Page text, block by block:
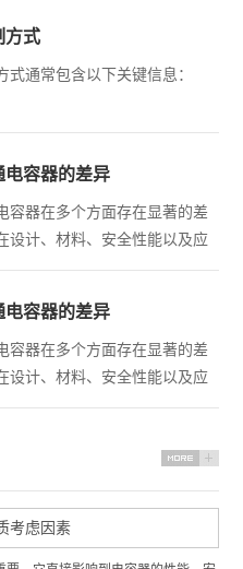
方式
式通常包含以下关键信息：
字母+数字组合构成，具体格式
类型、用途、结构等特征。
电容器的差异
容器在多个方面存在显著的差
设计、材料、安全性能以及应
两者不同之处的详细分析：
电容器的差异
容器在多个方面存在显著的差
设计、材料、安全性能以及应
两者不同之处的详细分析：
考虑因素